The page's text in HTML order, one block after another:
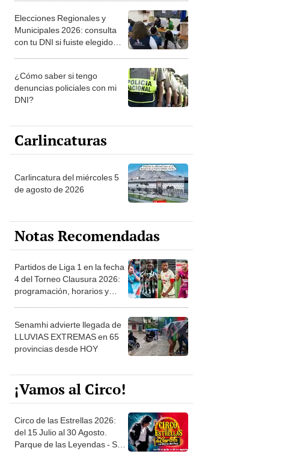
Elecciones Regionales y
Municipales 2026: consulta
con tu DNI si fuiste elegido
la ONPE
¿Cómo saber si tengo
denuncias policiales con mi
DNI?
Carlincaturas
Carlincatura del miércoles 5
de agosto de 2026
Notas Recomendadas
Partidos de Liga 1 en la fecha
4 del Torneo Clausura 2026:
programación, horarios y
Senamhi advierte llegada de
LLUVIAS EXTREMAS en 65
provincias desde HOY
¡Vamos al Circo!
Circo de las Estrellas 2026:
del 15 Julio al 30 Agosto.
Parque de las Leyendas - San